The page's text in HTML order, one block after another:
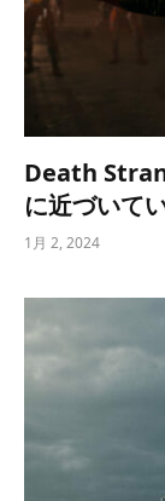
Death
に近づいて
1月 2, 2024